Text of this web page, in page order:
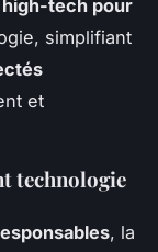
tech pour
simplifiant
et
technologie
, la